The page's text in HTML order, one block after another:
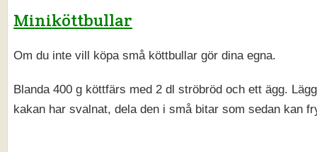
Miniköttbullar
Om du inte vill köpa små köttbullar gör dina egna.
Blanda 400 g köttfärs med 2 dl ströbröd och ett ägg.
kakan har svalnat, dela den i små bitar som sedan kan